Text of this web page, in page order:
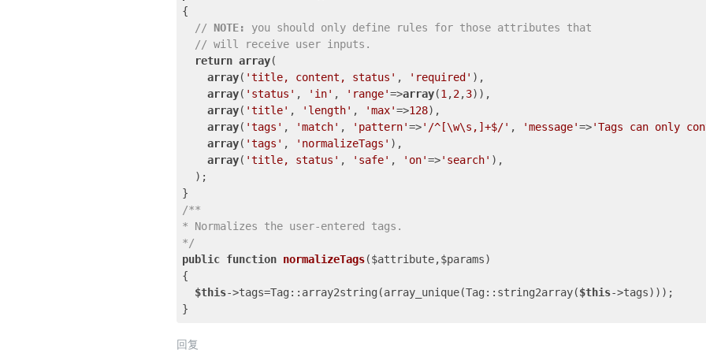
{
// NOTE:
you should only define rules for those attributes that
// will receive user inputs.
return array(
array( 'title, content, status' , 'required' ),
array( 'status' , 'in' , 'range'=>array(1 ,2,3)),
array( 'title' , 'length' , 'max'=>128),
array( 'tags' , 'match' , 'pattern'=>'/^[\w\s,]+$/' , 'message'=>'Tags can only
array( 'tags' , 'normalizeTags' ),
array( 'title, status' , 'safe' , 'on'=>'search' ),
  );
/**
* Normalizes the user-entered tags.
*/
public function normalizeTags($attribute,$params)
{
$this->tags=Tag::array2string(array_unique(Tag::string2array($this->tags)));
回复